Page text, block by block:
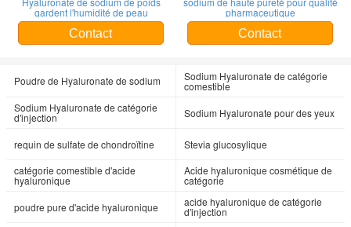
gardent l'humidité de peau
Contact
pharmaceutique
Contact
Poudre de Hyaluronate de sodium Sodium Hyaluronate de catégorie
comestible
Sodium Hyaluronate de catégorie
d'injection Sodium Hyaluronate pour des yeux
requin de sulfate de chondroïtine
Stevia glucosylique
catégorie comestible d'acide
hyaluronique
Acide hyaluronique cosmétique de
catégorie
poudre pure d'acide hyaluronique
acide hyaluronique de catégorie
d'injection